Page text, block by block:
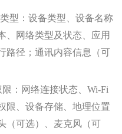
型：设备类型、设备名称
、网络类型及状态、 应用
路径 ； 通讯内容信息
（可
： 网络连接状态、Wi-Fi
限、设备存储、地理位置
（可选）、麦克风（可